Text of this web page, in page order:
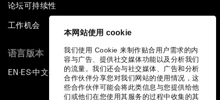
本网站使用 cookie
我们使用 Cookie 来制作贴合用户需求的内
容与广告、提供社交媒体功能以及分析我们
的流量。我们还会与社交媒体、广告和分析
合作伙伴分享您对我们网站的使用情况，这
些合作伙伴可能会将此类信息与您提供给他
们或他们在您使用其服务的过程中收集的其
论坛可持续性
工作机会
语言版本
EN ▪ES▪中文▪ 日本語